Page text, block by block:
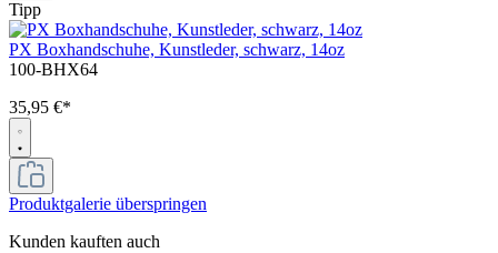
Tipp
PX Boxhandschuhe, Kunstleder, schwarz, 14oz
100-BHX64
35,95 €*
Produktgalerie überspringen
Kunden kauften auch